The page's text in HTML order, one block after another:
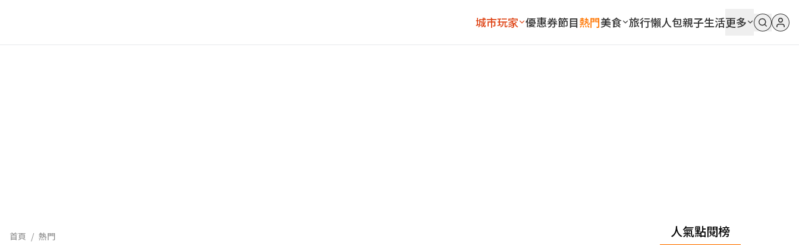
城市玩家 優惠券節目熱門美食 旅行懶人包親子生活更多
首頁 / 熱門 人氣點閱榜